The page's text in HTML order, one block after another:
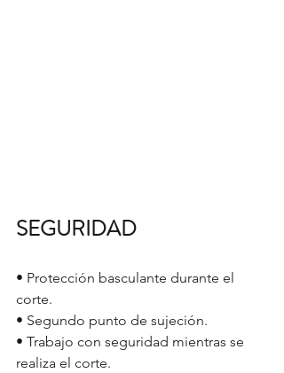
SEGURIDAD
• Protección basculante durante el
corte.
• Segundo punto de sujeción.
• Trabajo con seguridad mientras se
realiza el corte.